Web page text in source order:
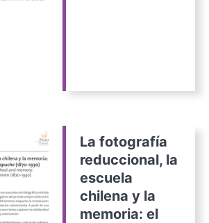
La fotografía
reduccional, la
escuela
chilena y la
memoria: el